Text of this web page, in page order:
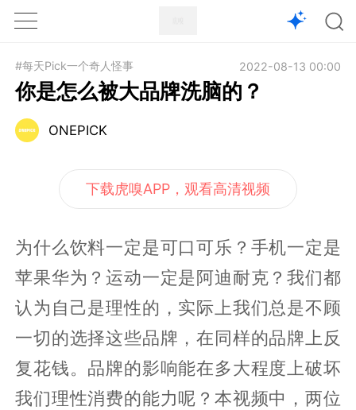
1X
#每天Pick一个奇人怪事 2022-08-13 00:00
你是怎么被大品牌洗脑的？
ONEPICK
下载虎嗅APP，观看高清视频
为什么饮料一定是可口可乐？手机一定是
苹果华为？运动一定是阿迪耐克？我们都
认为自己是理性的，实际上我们总是不顾
一切的选择这些品牌，在同样的品牌上反
复花钱。品牌的影响能在多大程度上破坏
我们理性消费的能力呢？本视频中，两位